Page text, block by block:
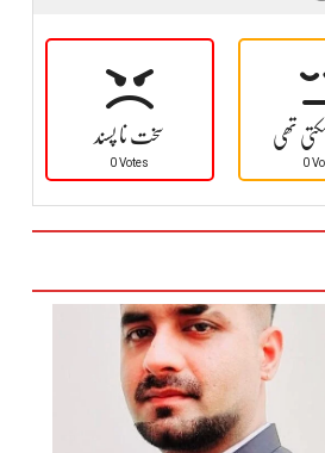
سخت نا پسند
0 Votes
تھی
0